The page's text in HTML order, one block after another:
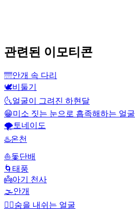
관련된 이모티콘
🌁안개 속 다리
🕊️비둘기
🌜얼굴이 그려진 하현달
😁미소 짓는 눈으로 흡족해하는 얼굴
🌪️ 토네이도
♨️온천
⛵돛단배
🌀 태풍
👼아기 천사
🌫️안개
😮‍💨숨을 내쉬는 얼굴